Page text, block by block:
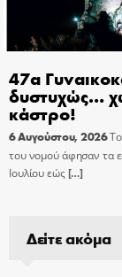
47α
δυστυχώς…
κάστρο!
6 Αυγούστου, 2026
του νομού άφησαν τα
Ιουλίου εώς[…]
Δείτε ακόμα